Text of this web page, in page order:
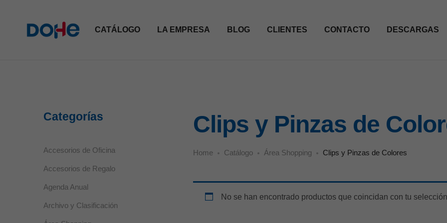
CATÁLOGO LA EMPRESA BLOG CLIENTES CONTACTO DESCARGAS
Clips y Pinzas de
Home Catálogo Área Shopping Clips y Pinzas de Colores
No se han encontrado productos que coincidan con tu
Categorías
Accesorios de Oficina
Accesorios de Regalo
Agenda Anual
Archivo y Clasificación